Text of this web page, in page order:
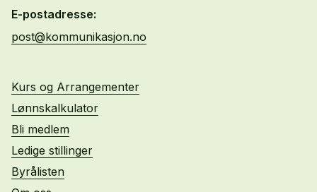
E-postadresse:
post@kommunikasjon.no
Kurs og Arrangementer
Lønnskalkulator
Bli medlem
Ledige stillinger
Byrålisten